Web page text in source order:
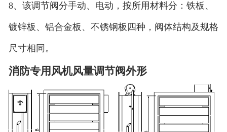
8、该调节阀分手动、电动，按所用材料分：铁板、
镀锌板、铝合金板、不锈钢板四种，阀体结构及规格
尺寸相同。
消防专用风机风量调节阀外形